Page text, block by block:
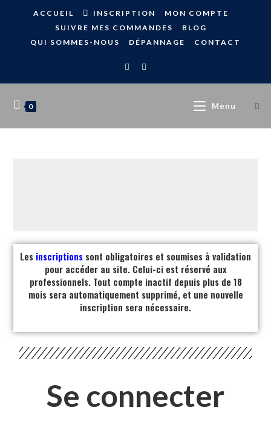
ACCUEIL INSCRIPTION
MON COMPTE
SUIVRE MES COMMANDES
BLOG
QUI SOMMES-NOUS
DÉPANNAGE CONTACT
0 Menu
Les inscriptions sont obligatoires et soumises à validation
pour accéder au site. Celui-ci est réservé aux
professionnels. Tout compte inactif depuis plus de 18
mois sera automatiquement supprimé, et une nouvelle
inscription sera nécessaire.
Se connecter